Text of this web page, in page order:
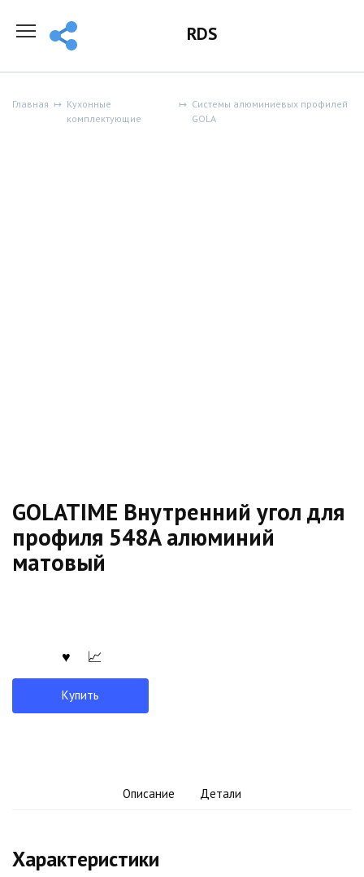
содержанию
RDS
Главная
Кухонные
комплектующие
Системы алюминиевых профилей
GOLA
GOLATIME Внутренний угол для
профиля 548A алюминий
матовый
Купить
Описание Детали
Характеристики